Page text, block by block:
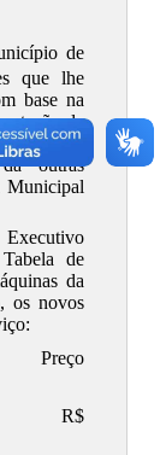
de
que lhe
base na
de
outras
Municipal
de
da
os novos
Preço
R$